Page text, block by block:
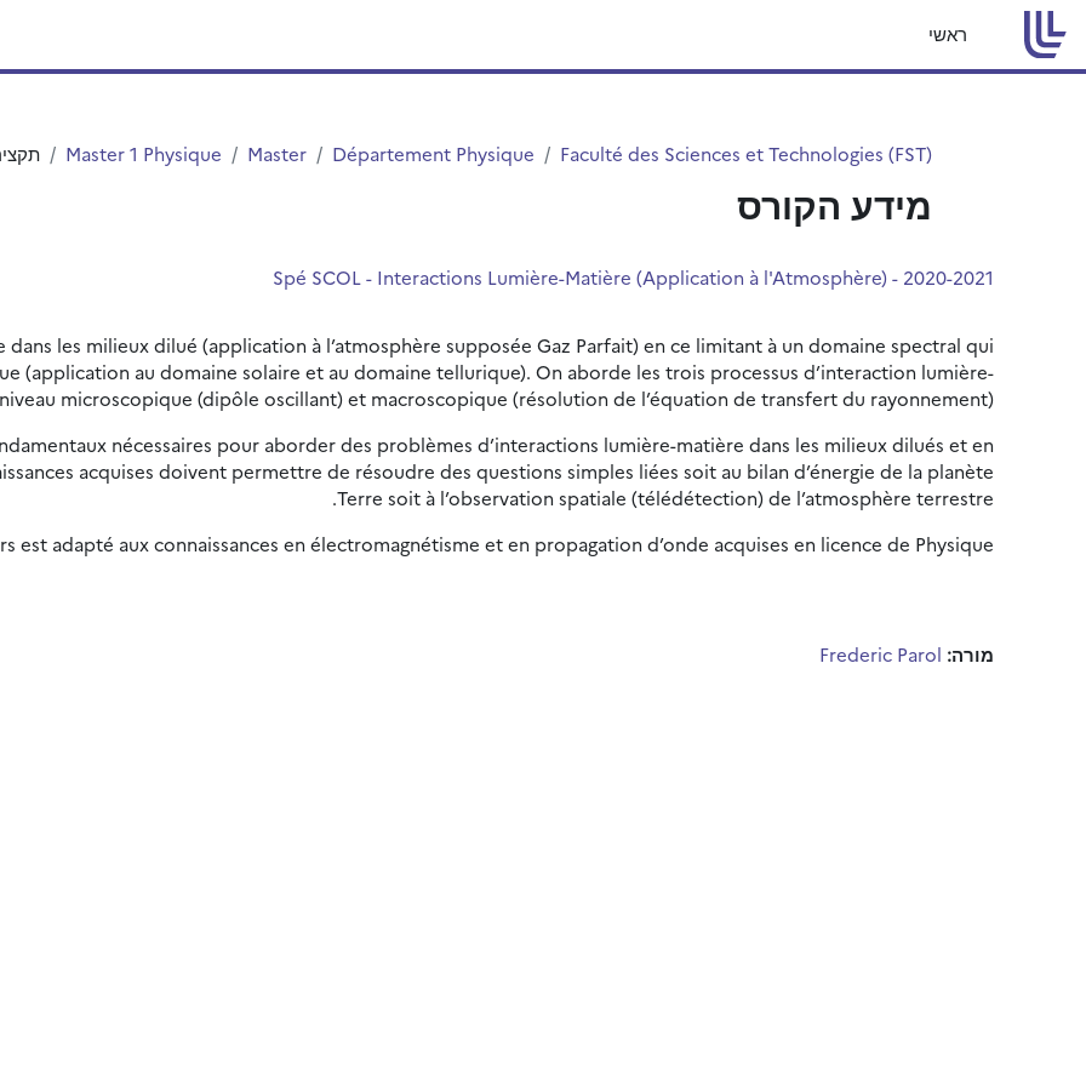
דילוג לתוכן הראשי
ראשי
Faculté des Sciences et Technologies (FST)
Département Physique
Master
Master 1 Physique
מידע הקורס
2020-2021 - Spé SCOL - Interactions Lumière-Matière (Application à l'Atmosphère)
les milieux dilué (application à l’atmosphère supposée Gaz Parfait) en ce limitant à un domaine spectral qui
(application au domaine solaire et au domaine tellurique). On aborde les trois processus d’interaction lumière-
microscopique (dipôle oscillant) et macroscopique (résolution de l’équation de transfert du rayonnement).
nécessaires pour aborder des problèmes d’interactions lumière-matière dans les milieux dilués et en
acquises doivent permettre de résoudre des questions simples liées soit au bilan d’énergie de la planète
Terre soit à l’observation spatiale (télédétection) de l’atmosphère terrestre.
est adapté aux connaissances en électromagnétisme et en propagation d’onde acquises en licence de Physique.
מורה: Frederic Parol